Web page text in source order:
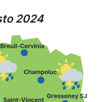
2024